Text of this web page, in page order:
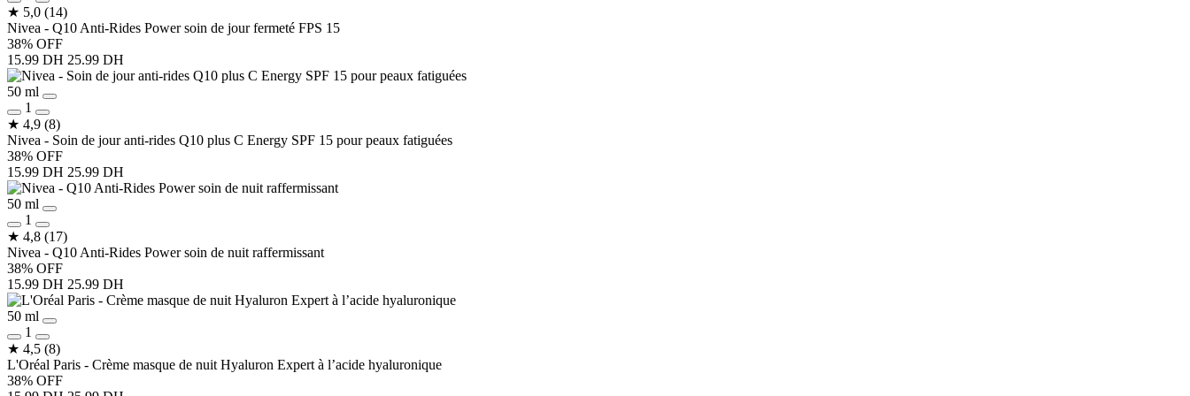
★ 5,0 (14)
Nivea - Q10 Anti-Rides Power soin de jour fermeté FPS 15
38% OFF
15.99 DH 25.99 DH
50 ml
1
★ 4,9 (8)
Nivea - Soin de jour anti-rides Q10 plus C Energy SPF 15 pour peaux fatiguées
38% OFF
15.99 DH 25.99 DH
50 ml
1
★ 4,8 (17)
Nivea - Q10 Anti-Rides Power soin de nuit raffermissant
38% OFF
15.99 DH 25.99 DH
50 ml
1
★ 4,5 (8)
L'Oréal Paris - Crème masque de nuit Hyaluron Expert à l’acide hyaluronique
38% OFF